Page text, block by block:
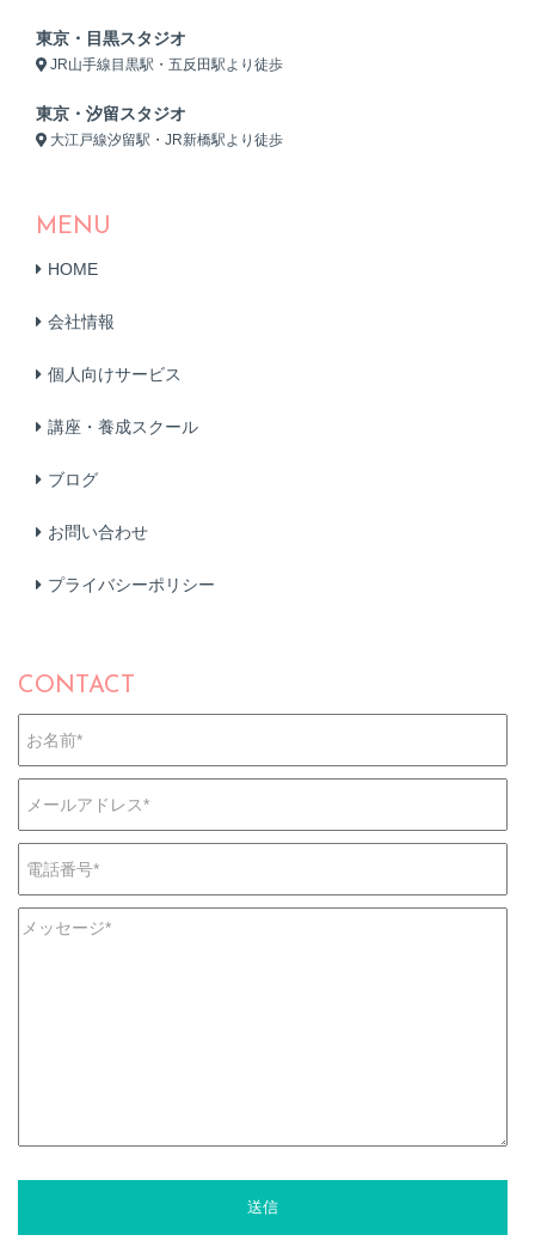
東京・目黒スタジオ
JR山手線目黒駅・五反田駅より徒歩
東京・汐留スタジオ
大江戸線汐留駅・JR新橋駅より徒歩
MENU
HOME
会社情報
個人向けサービス
講座・養成スクール
ブログ
お問い合わせ
プライバシーポリシー
CONTACT